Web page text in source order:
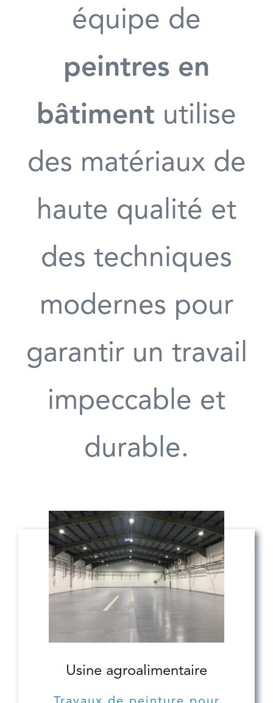
équipe de
peintres en
bâtiment utilise
des matériaux de
haute qualité et
des techniques
modernes pour
garantir un travail
impeccable et
durable.
Usine agroalimentaire